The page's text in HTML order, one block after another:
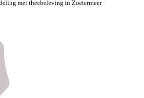
met theebeleving in Zoetermeer